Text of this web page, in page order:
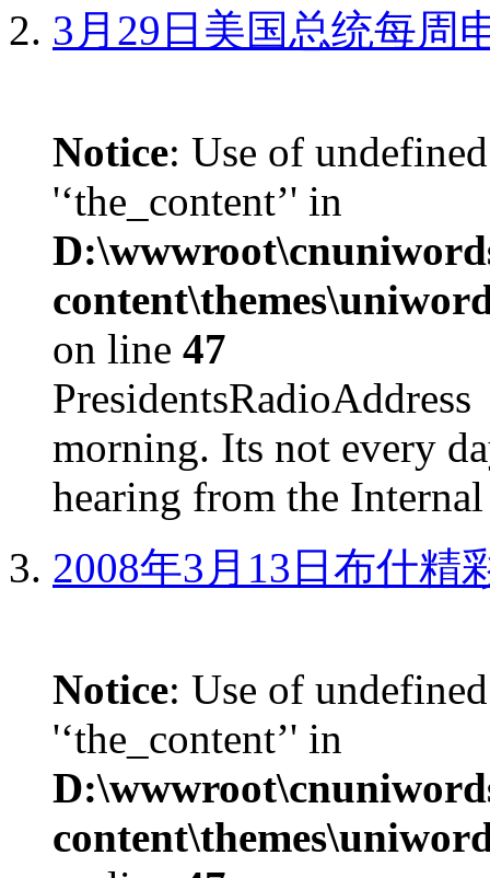
3月29日美国总统每周
Notice: Use of
'‘the_content’' in
on line 47
morning. Its not every
hearing from the
2008年3月13日布什精
Notice: Use of
'‘the_content’' in